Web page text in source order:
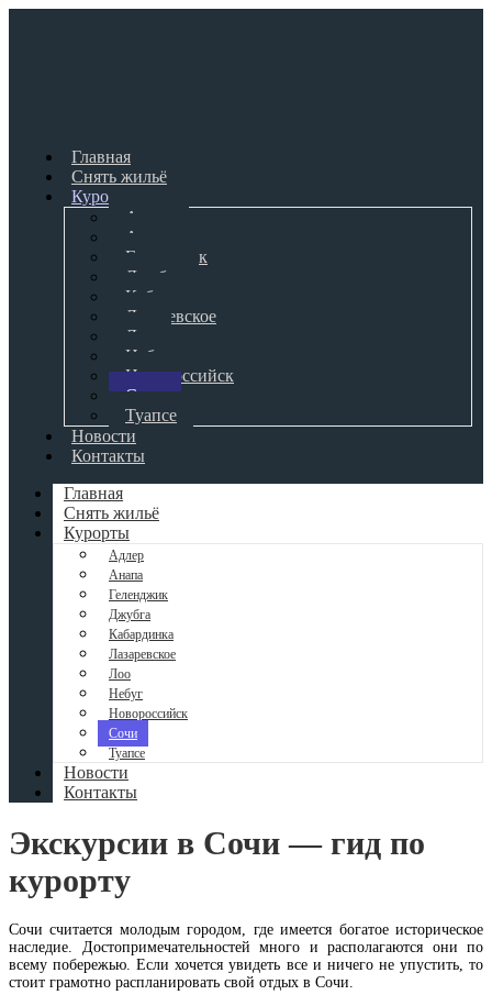
Главная
Снять жильё
Курорты
Адлер
Анапа
Геленджик
Джубга
Кабардинка
Лазаревское
Лоо
Небуг
Новороссийск
Сочи
Туапсе
Новости
Контакты
Главная
Снять жильё
Курорты
Адлер
Анапа
Геленджик
Джубга
Кабардинка
Лазаревское
Лоо
Небуг
Новороссийск
Сочи
Туапсе
Новости
Контакты
Экскурсии в Сочи — гид по
курорту
Сочи считается молодым городом, где имеется богатое историческое
наследие. Достопримечательностей много и располагаются они по
всему побережью. Если хочется увидеть все и ничего не упустить, то
стоит грамотно распланировать свой отдых в Сочи.